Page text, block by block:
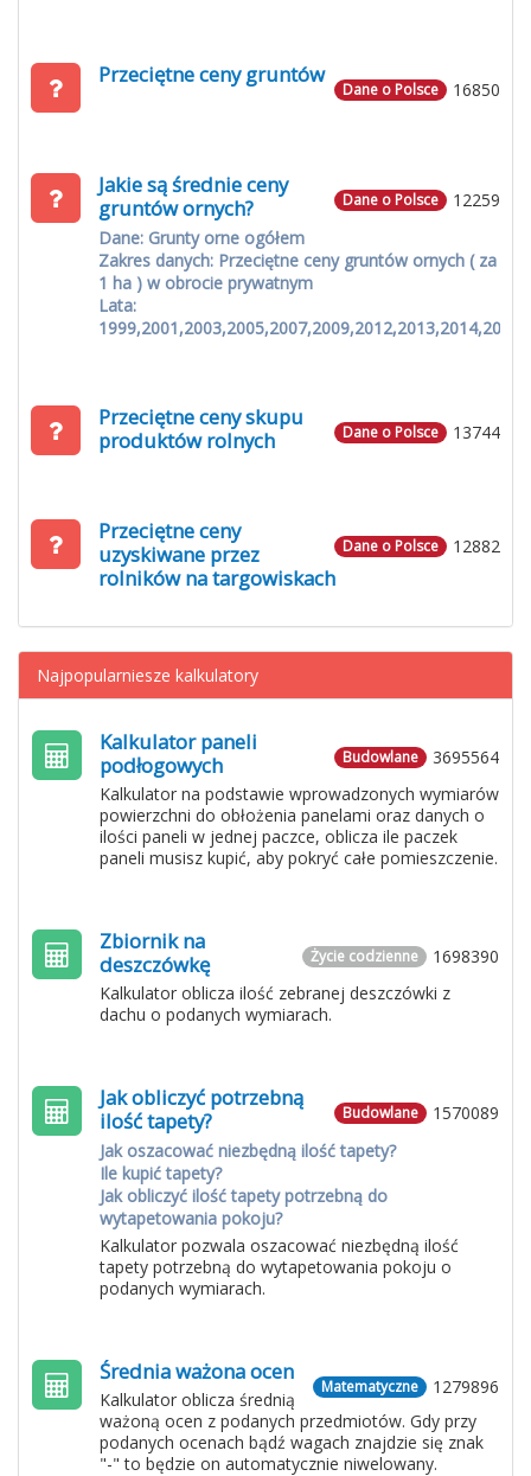
16850
Dane o Polsce
Przeciętne ceny gruntów
12259
Dane o Polsce
Jakie są średnie ceny
gruntów ornych?
Dane: Grunty orne ogółem
Zakres danych: Przeciętne ceny gruntów ornych ( za
1 ha ) w obrocie prywatnym
Lata:
1999,2001,2003,2005,2007,2009,2012,2013,2014,2015
13744
Dane o Polsce
Przeciętne ceny skupu
produktów rolnych
12882
Dane o Polsce
Przeciętne ceny
uzyskiwane przez
rolników na targowiskach
Najpopularniesze kalkulatory
3695564
Budowlane
Kalkulator paneli
podłogowych
Kalkulator na podstawie wprowadzonych wymiarów
powierzchni do obłożenia panelami oraz danych o
ilości paneli w jednej paczce, oblicza ile paczek
paneli musisz kupić, aby pokryć całe pomieszczenie.
1698390
Życie codzienne
Zbiornik na
deszczówkę
Kalkulator oblicza ilość zebranej deszczówki z
dachu o podanych wymiarach.
1570089
Budowlane
Jak obliczyć potrzebną
ilość tapety?
Jak oszacować niezbędną ilość tapety?
Ile kupić tapety?
Jak obliczyć ilość tapety potrzebną do
wytapetowania pokoju?
Kalkulator pozwala oszacować niezbędną ilość
tapety potrzebną do wytapetowania pokoju o
podanych wymiarach.
1279896
Matematyczne
Średnia ważona ocen
Kalkulator oblicza średnią
ważoną ocen z podanych przedmiotów. Gdy przy
podanych ocenach bądź wagach znajdzie się znak
"-" to będzie on automatycznie niwelowany.